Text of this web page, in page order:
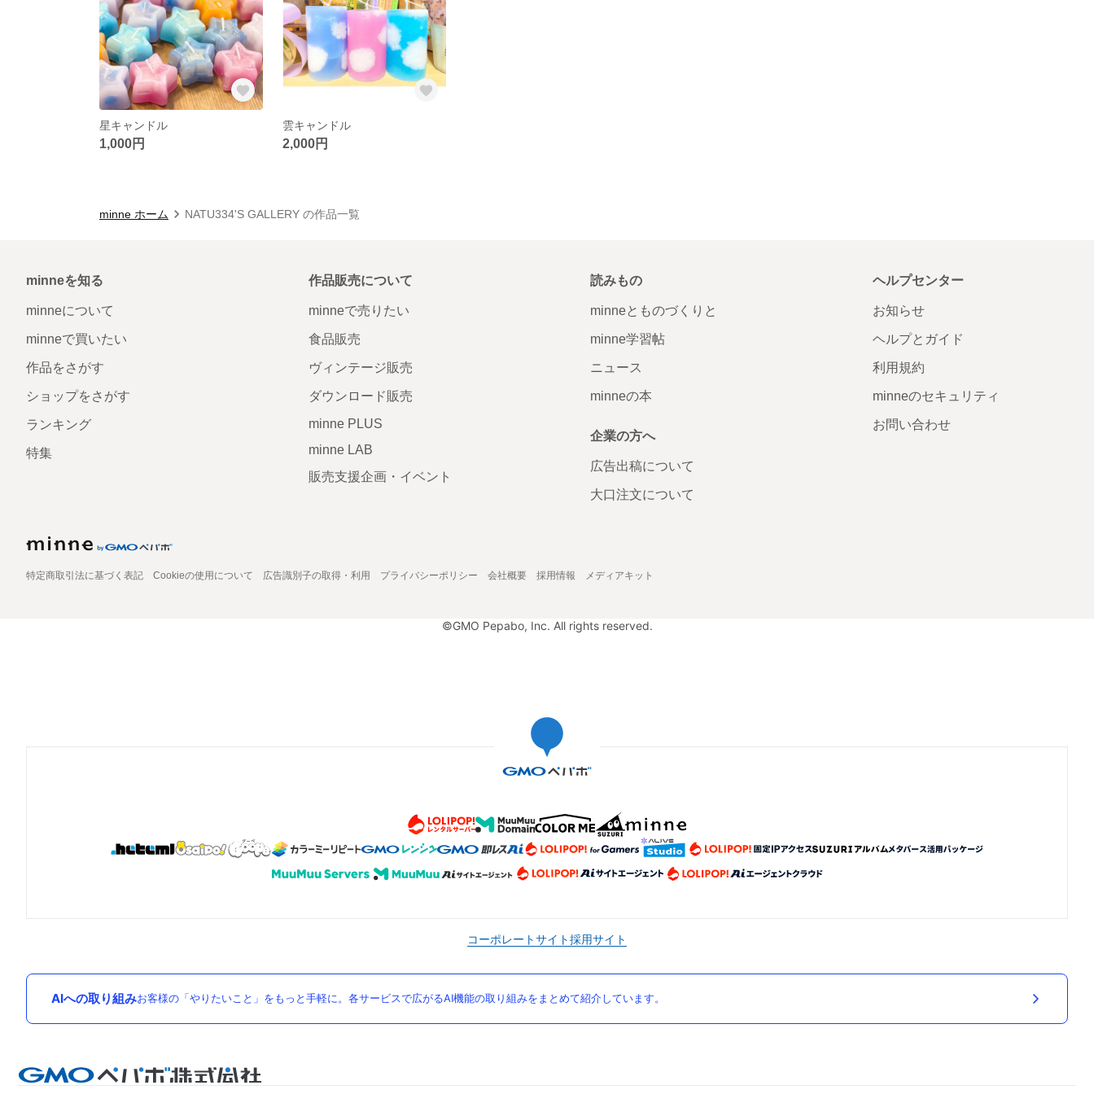
星キャンドル
1,000円
雲キャンドル
2,000円
minne ホーム NATU334'S GALLERY の作品一覧
minneを知る
minneについて
minneで買いたい
作品をさがす
ショップをさがす
ランキング
特集
作品販売について
minneで売りたい
食品販売
ヴィンテージ販売
ダウンロード販売
minne PLUS
minne LAB
販売支援企画・イベント
読みもの
minneとものづくりと
minne学習帖
ニュース
minneの本
企業の方へ
広告出稿について
大口注文について
ヘルプセンター
お知らせ
ヘルプとガイド
利用規約
minneのセキュリティ
お問い合わせ
特定商取引法に基づく表記 Cookieの使用について 広告識別子の取得・利用 プライバシーポリシー 会社概要 採用情報 メディアキット
©GMO Pepabo, Inc. All rights reserved.
コーポレートサイト採用サイト
AIへの取り組みお客様の「やりたいこと」をもっと手軽に。各サービスで広がるAI機能の取り組みをまとめて紹介しています。